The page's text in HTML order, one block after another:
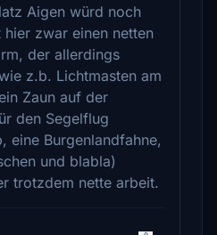
Aigen würd noch
zwar einen netten
der allerdings
z.b. Lichtmasten am
Zaun auf der
den Segelflug
eine Burgenlandfahne,
und blabla)
trotzdem nette arbeit.